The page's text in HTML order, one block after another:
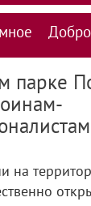
парке
на